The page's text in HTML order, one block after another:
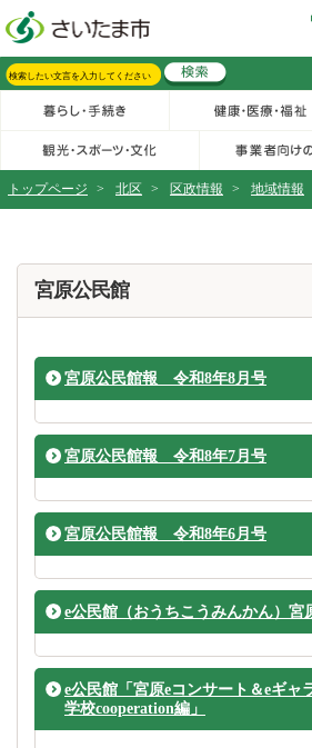
トップページ > 北区 > 区政情報 > 地域情報
宮原公民館
宮原公民館報 令和8年8月号
宮原公民館報 令和8年7月号
宮原公民館報 令和8年6月号
e公民館（おうちこうみんかん）宮
e公民館「宮原eコンサート＆eギャ
学校cooperation編」